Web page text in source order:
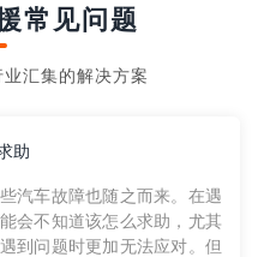
常见问题
汇集的解决方案
助
汽车故障也随之而来。在遇
会不知道该怎么求助，尤其
到问题时更加无法应对。但